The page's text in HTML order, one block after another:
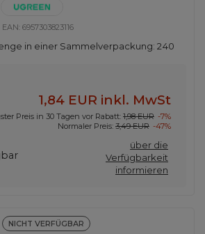
EAN:6957303823116
in einer Sammelverpackung:240
1,84 EUR inkl. MwSt
Preis in 30 Tagen vor Rabatt: 1,98 EUR -7%
Normaler Preis: 3,49 EUR -47%
über die
Verfügbarkeit
informieren
NICHT VERFÜGBAR